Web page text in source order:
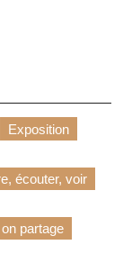
Exposition
écouter, voir
partage